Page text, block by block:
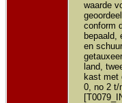
waarde
conform
bepaald,
en
land,
kast met
0, no 2 t/